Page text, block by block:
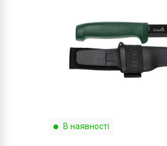
В наявності